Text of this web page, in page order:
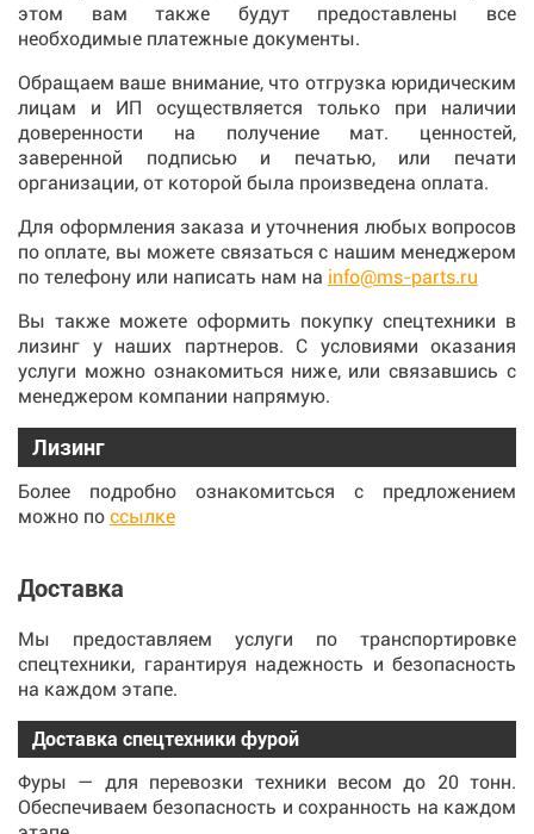
этом вам также будут предоставлены все
необходимые платежные документы.
Обращаем ваше внимание, что отгрузка юридическим
лицам и ИП осуществляется только при наличии
доверенности на получение мат. ценностей,
заверенной подписью и печатью, или печати
организации, от которой была произведена оплата.
Для оформления заказа и уточнения любых вопросов
по оплате, вы можете связаться с нашим менеджером
по телефону или написать нам на info@ms-parts.ru
Вы также можете оформить покупку спецтехники в
лизинг у наших партнеров. С условиями оказания
услуги можно ознакомиться ниже, или связавшись с
менеджером компании напрямую.
Лизинг
Более подробно ознакомитсься с предложением
можно по ссылке
Доставка
Мы предоставляем услуги по транспортировке
спецтехники, гарантируя надежность и безопасность
на каждом этапе.
Доставка спецтехники фурой
Фуры — для перевозки техники весом до 20 тонн.
Обеспечиваем безопасность и сохранность на каждом